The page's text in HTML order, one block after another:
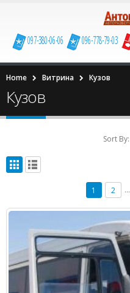
097-380-06-06 096-778-79-03
Home Витрина Кузов
Кузов
Sort By:
1 2 …